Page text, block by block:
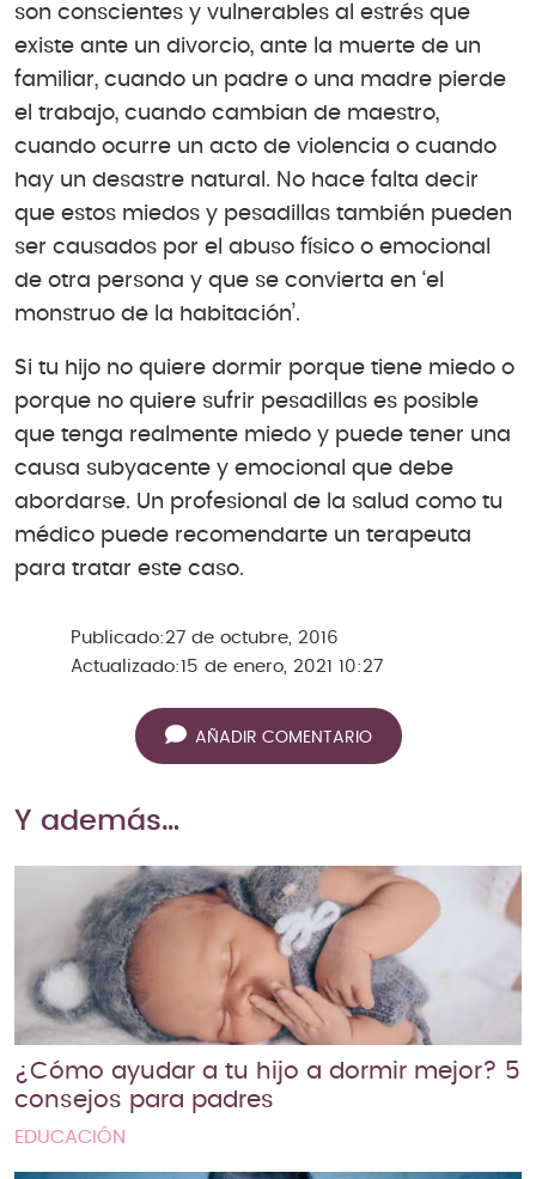
son conscientes y vulnerables al estrés que
existe ante un divorcio, ante la muerte de un
familiar, cuando un padre o una madre pierde
el trabajo, cuando cambian de maestro,
cuando ocurre un acto de violencia o cuando
hay un desastre natural. No hace falta decir
que estos miedos y pesadillas también pueden
ser causados por el abuso físico o emocional
de otra persona y que se convierta en ‘el
monstruo de la habitación’.
Si tu hijo no quiere dormir porque tiene miedo o
porque no quiere sufrir pesadillas es posible
que tenga realmente miedo y puede tener una
causa subyacente y emocional que debe
abordarse. Un profesional de la salud como tu
médico puede recomendarte un terapeuta
para tratar este caso.
Publicado:27 de octubre, 2016
Actualizado:15 de enero, 2021 10:27
AÑADIR COMENTARIO
Y además…
¿Cómo ayudar a tu hijo a dormir mejor? 5
consejos para padres
EDUCACIÓN